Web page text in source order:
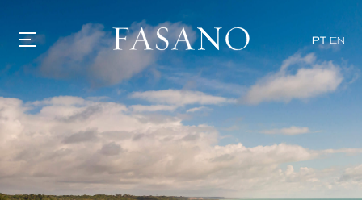
PT EN
GASTRONOMIA
HOTÉIS
EXPERIÊNCIAS
EVENTOS
VILLAS
SHOP | SELEZIONE